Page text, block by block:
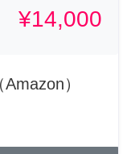
¥14,000
）